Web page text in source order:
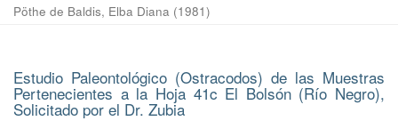
Pöthe de Baldis, Elba Diana (1981)
Estudio Paleontológico (Ostracodos) de las Muestras
Pertenecientes a la Hoja 41c El Bolsón (Río Negro),
Solicitado por el Dr. Zubia